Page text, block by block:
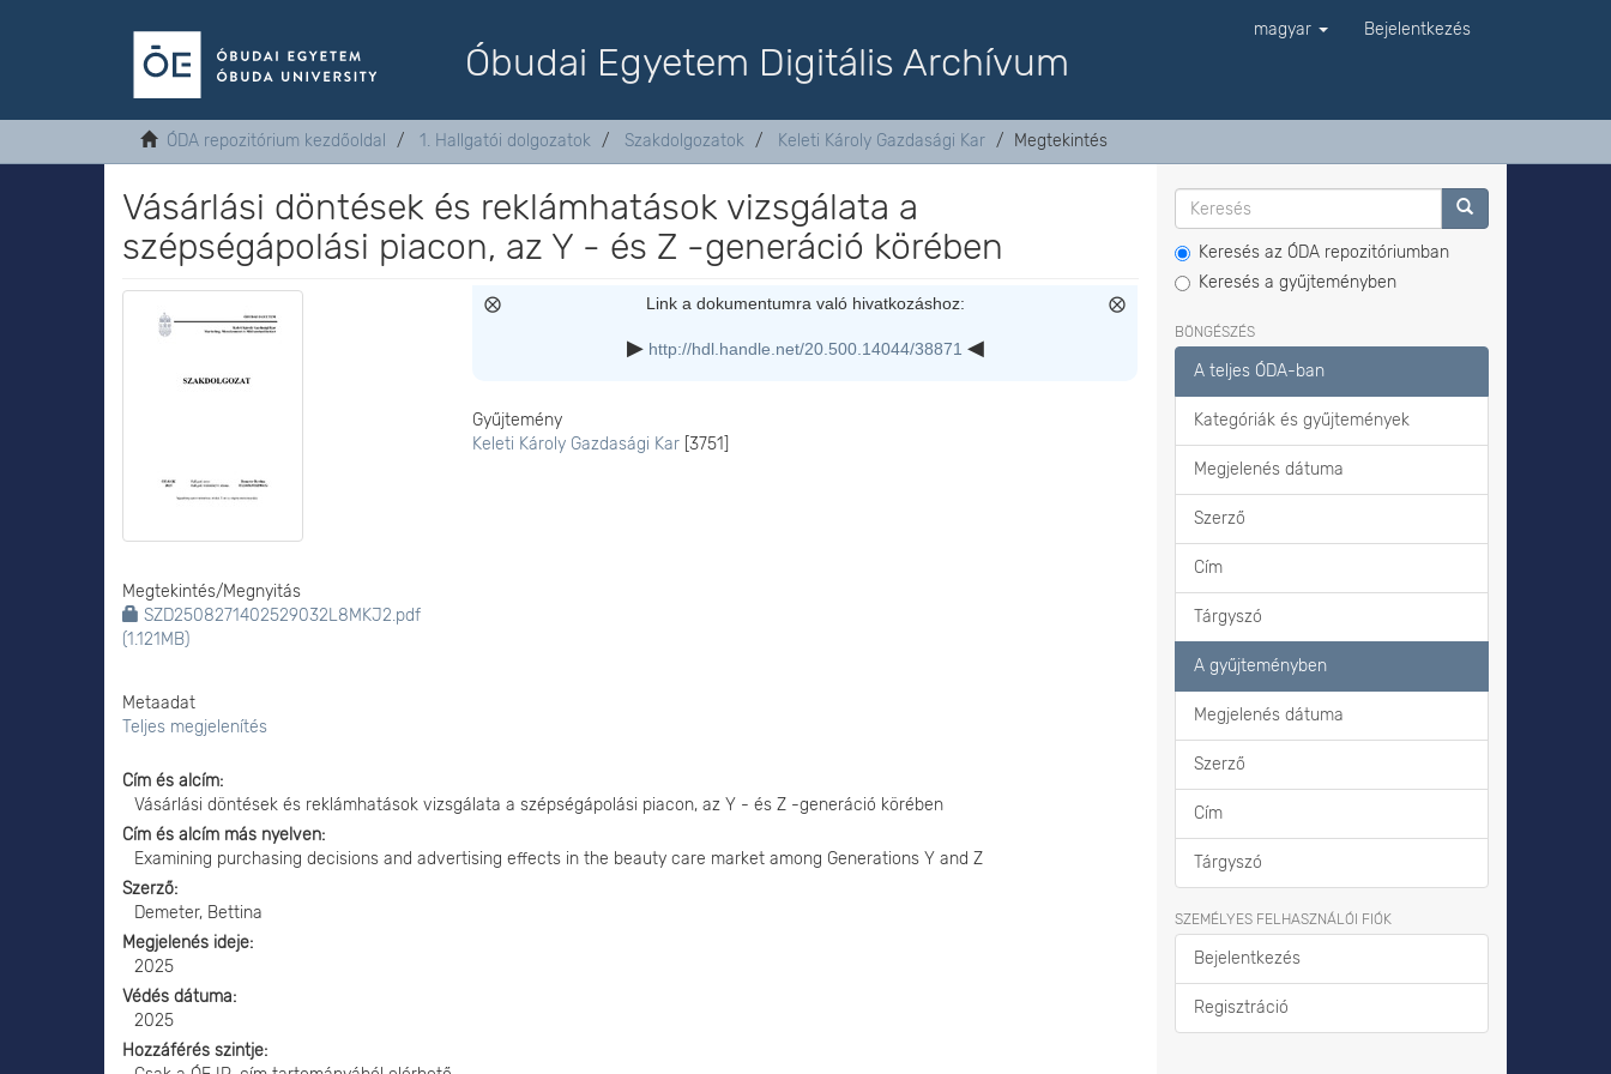
Óbudai Egyetem Digitális Archívum
magyar Bejelentkezés
ÓDA repozitórium kezdőoldal 1. Hallgatói dolgozatok Szakdolgozatok Keleti Károly Gazdasági Kar Megtekintés
Vásárlási döntések és reklámhatások vizsgálata a
szépségápolási piacon, az Y - és Z -generáció körében
Megtekintés/Megnyitás
SZD2508271402529032L8MKJ2.pdf
(1.121MB)
Metaadat
Teljes megjelenítés
Link a dokumentumra való hivatkozáshoz:
http://hdl.handle.net/20.500.14044/38871
Gyűjtemény
Keleti Károly Gazdasági Kar [3751]
Cím és alcím
Vásárlási döntések és reklámhatások vizsgálata a szépségápolási piacon, az Y - és Z -generáció körében
Cím és alcím más nyelven
Examining purchasing decisions and advertising effects in the beauty care market among Generations Y and Z
Szerző
Demeter, Bettina
Megjelenés ideje
2025
Védés dátuma
2025
Hozzáférés szintje
Keresés az ÓDA repozitóriumban
Keresés a gyűjteményben
BÖNGÉSZÉS
A teljes ÓDA-ban
Kategóriák és gyűjtemények
Megjelenés dátuma
Szerző
Cím
Tárgyszó
A gyűjteményben
Megjelenés dátuma
Szerző
Cím
Tárgyszó
SZEMÉLYES FELHASZNÁLÓI FIÓK
Bejelentkezés
Regisztráció